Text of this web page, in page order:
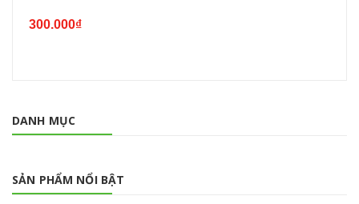
300.000₫
DANH MỤC
SẢN PHẨM NỔI BẬT